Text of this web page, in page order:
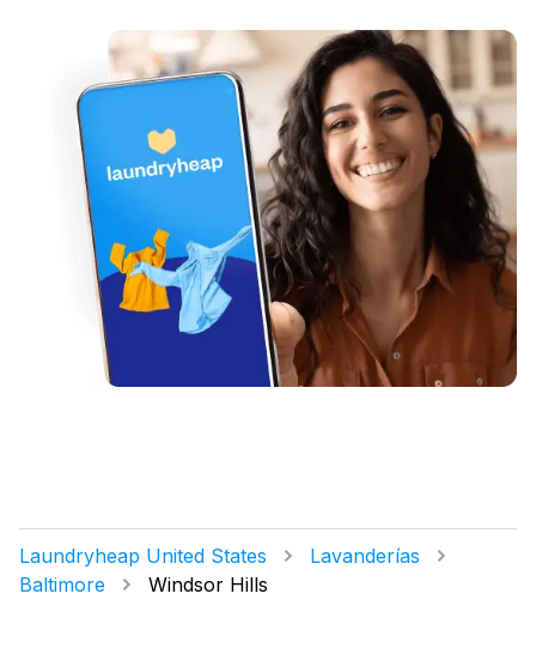
Laundryheap United States
Lavanderías
Baltimore
Windsor Hills